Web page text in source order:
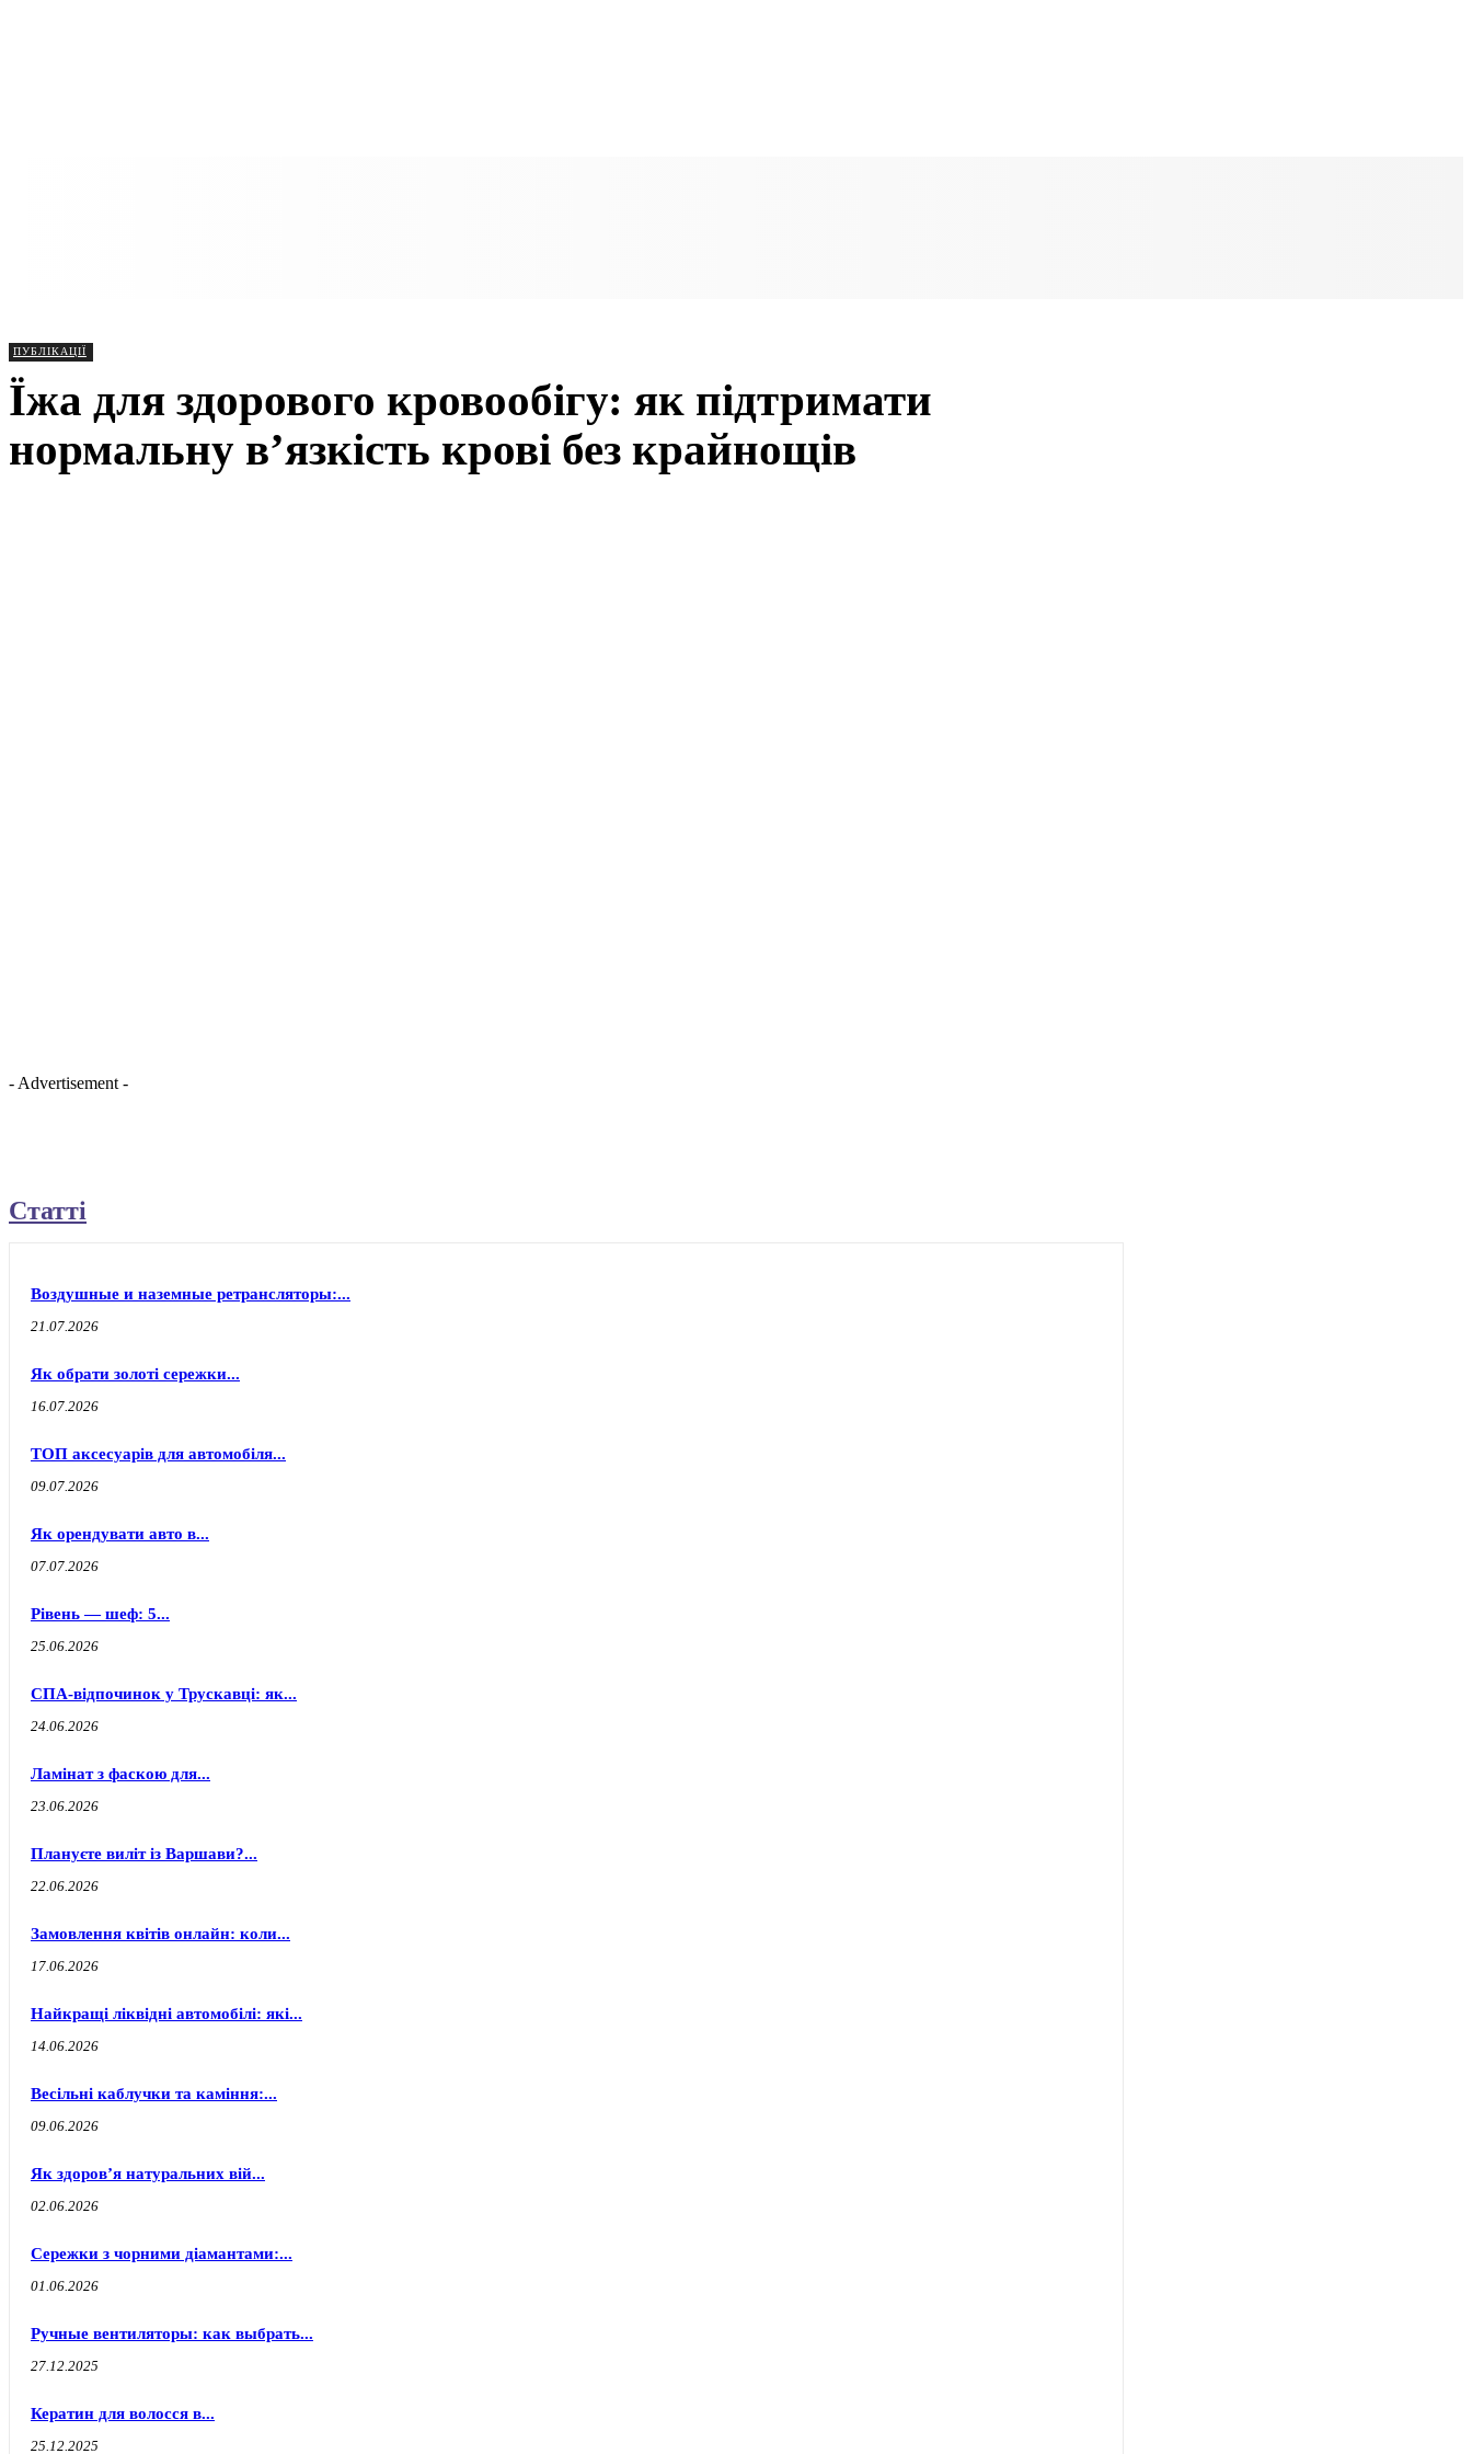
ПУБЛІКАЦІЇ
Їжа для здорового кровообігу: як підтримати
нормальну в’язкість крові без крайнощів
- Advertisement -
Статті
Воздушные и наземные ретрансляторы:...
21.07.2026
Як обрати золоті сережки...
16.07.2026
ТОП аксесуарів для автомобіля...
09.07.2026
Як орендувати авто в...
07.07.2026
Рівень — шеф: 5...
25.06.2026
СПА-відпочинок у Трускавці: як...
24.06.2026
Ламінат з фаскою для...
23.06.2026
Плануєте виліт із Варшави?...
22.06.2026
Замовлення квітів онлайн: коли...
17.06.2026
Найкращі ліквідні автомобілі: які...
14.06.2026
Весільні каблучки та каміння:...
09.06.2026
Як здоров’я натуральних вій...
02.06.2026
Сережки з чорними діамантами:...
01.06.2026
Ручные вентиляторы: как выбрать...
27.12.2025
Кератин для волосся в...
25.12.2025